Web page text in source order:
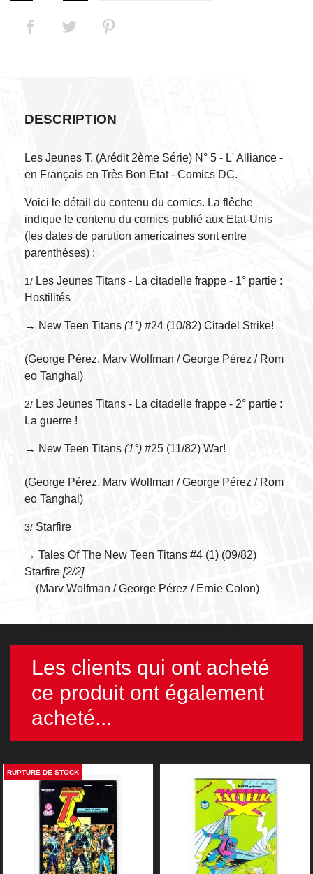
DESCRIPTION
Les Jeunes T. (Arédit 2ème Série) N° 5 - L' Alliance -
en Français en Très Bon Etat - Comics DC.
Voici le détail du contenu du comics. La flêche
indique le contenu du comics publié aux Etat-Unis
(les dates de parution americaines sont entre
parenthèses) :
1/ Les Jeunes Titans - La citadelle frappe - 1° partie :
Hostilités
→ New Teen Titans (1°) #24 (10/82) Citadel Strike!
(George Pérez, Marv Wolfman / George Pérez / Rom
eo Tanghal)
2/ Les Jeunes Titans - La citadelle frappe - 2° partie :
La guerre !
→ New Teen Titans (1°) #25 (11/82) War!
(George Pérez, Marv Wolfman / George Pérez / Rom
eo Tanghal)
3/ Starfire
→ Tales Of The New Teen Titans #4 (1) (09/82)
Starfire [2/2]
(Marv Wolfman / George Pérez / Ernie Colon)
Les clients qui ont acheté
ce produit ont également
acheté...
RUPTURE DE STOCK